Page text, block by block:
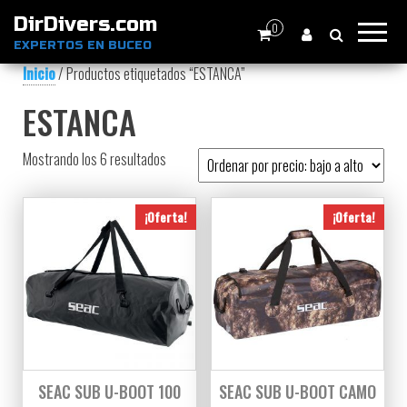
DirDivers.com
EXPERTOS EN BUCEO
0
Inicio/ Productos etiquetados “ESTANCA”
ESTANCA
Mostrando los 6 resultados Ordenado por precio: bajo a alto
¡Oferta!
SEAC SUB U-BOOT 100
¡Oferta!
SEAC SUB U-BOOT CAMO